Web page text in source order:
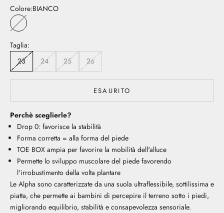
Colore:BIANCO
BIANCO
Taglia:
23
24 25 26
ESAURITO
Perchè sceglierle?
Drop 0: favorisce la stabilità
Forma corretta = alla forma del piede
TOE BOX ampia per favorire la mobilità dell'alluce
Permette lo sviluppo muscolare del piede favorendo
l'irrobustimento della volta plantare
Le Alpha sono caratterizzate da una suola ultraflessibile, sottilissima e
piatta, che permette ai bambini di percepire il terreno sotto i piedi,
migliorando equilibrio, stabilità e consapevolezza sensoriale.